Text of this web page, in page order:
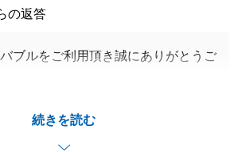
続きを読む
の返答
ブルをご利用頂き誠にありがとうご
し、結果様々なお客様にご覧いただ